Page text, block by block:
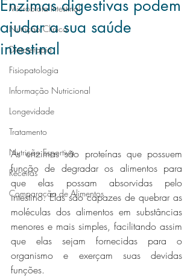
Microbiota Intestinal
Nutrição Clínica
Dietoterapia
Fisiopatologia
Informação Nutricional
Longevidade
Tratamento
Nutrição Esportiva
Receitas
Comparação de Alimentos
Enzimas digestivas podem
ajudar a sua saúde
intestinal
As enzimas são proteínas que possuem
função de degradar os alimentos para
que elas possam absorvidas pelo
intestino. Elas são capazes de quebrar as
moléculas dos alimentos em substâncias
menores e mais simples, facilitando assim
que elas sejam fornecidas para o
organismo e exerçam suas devidas
funções.